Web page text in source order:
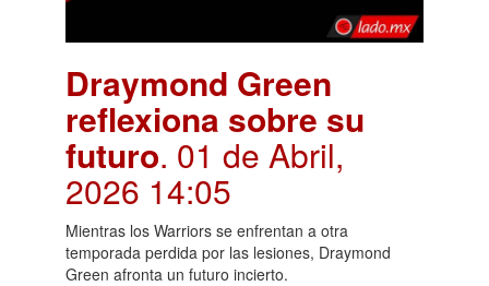
Draymond Green
reflexiona sobre su
futuro. 01 de Abril,
2026 14:05
Mientras los Warriors se enfrentan a otra
temporada perdida por las lesiones, Draymond
Green afronta un futuro incierto.